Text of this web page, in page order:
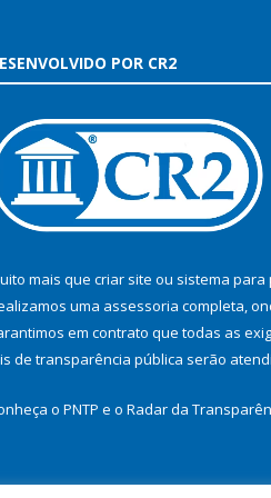
POR CR2
mais que criar site ou sistema
uma assessoria completa,
em contrato que todas as
de transparência pública serão
o PNTP e o Radar da